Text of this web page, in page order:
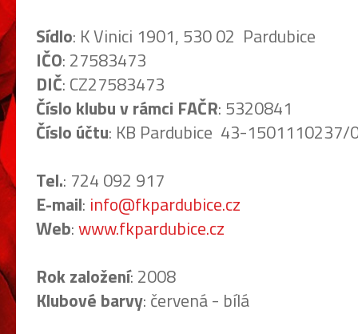
Sídlo: K Vinici 1901, 530 02 Pardubice
IČO: 27583473
DIČ: CZ27583473
Číslo klubu v rámci FAČR: 5320841
Číslo účtu: KB Pardubice 43-1501110237/
Tel.: 724 092 917
E-mail: info@fkpardubice.cz
Web:www.fkpardubice.cz
Rok založení: 2008
Klubové barvy: červená - bílá